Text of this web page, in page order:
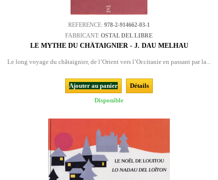
REFERENCE: 978-2-914662-03-1
FABRICANT: OSTAL DEL LIBRE
LE MYTHE DU CHÂTAIGNIER - J. DAU MELHAU
Le long voyage du châtaignier, de l’Orient vers l’Occitanie en passant par la...
Ajouter au panier
Détails
Disponible